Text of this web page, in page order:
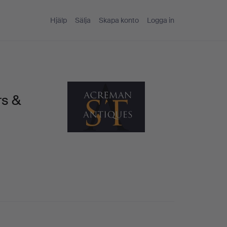
Hjälp Sälja Skapa konto Logga in
&